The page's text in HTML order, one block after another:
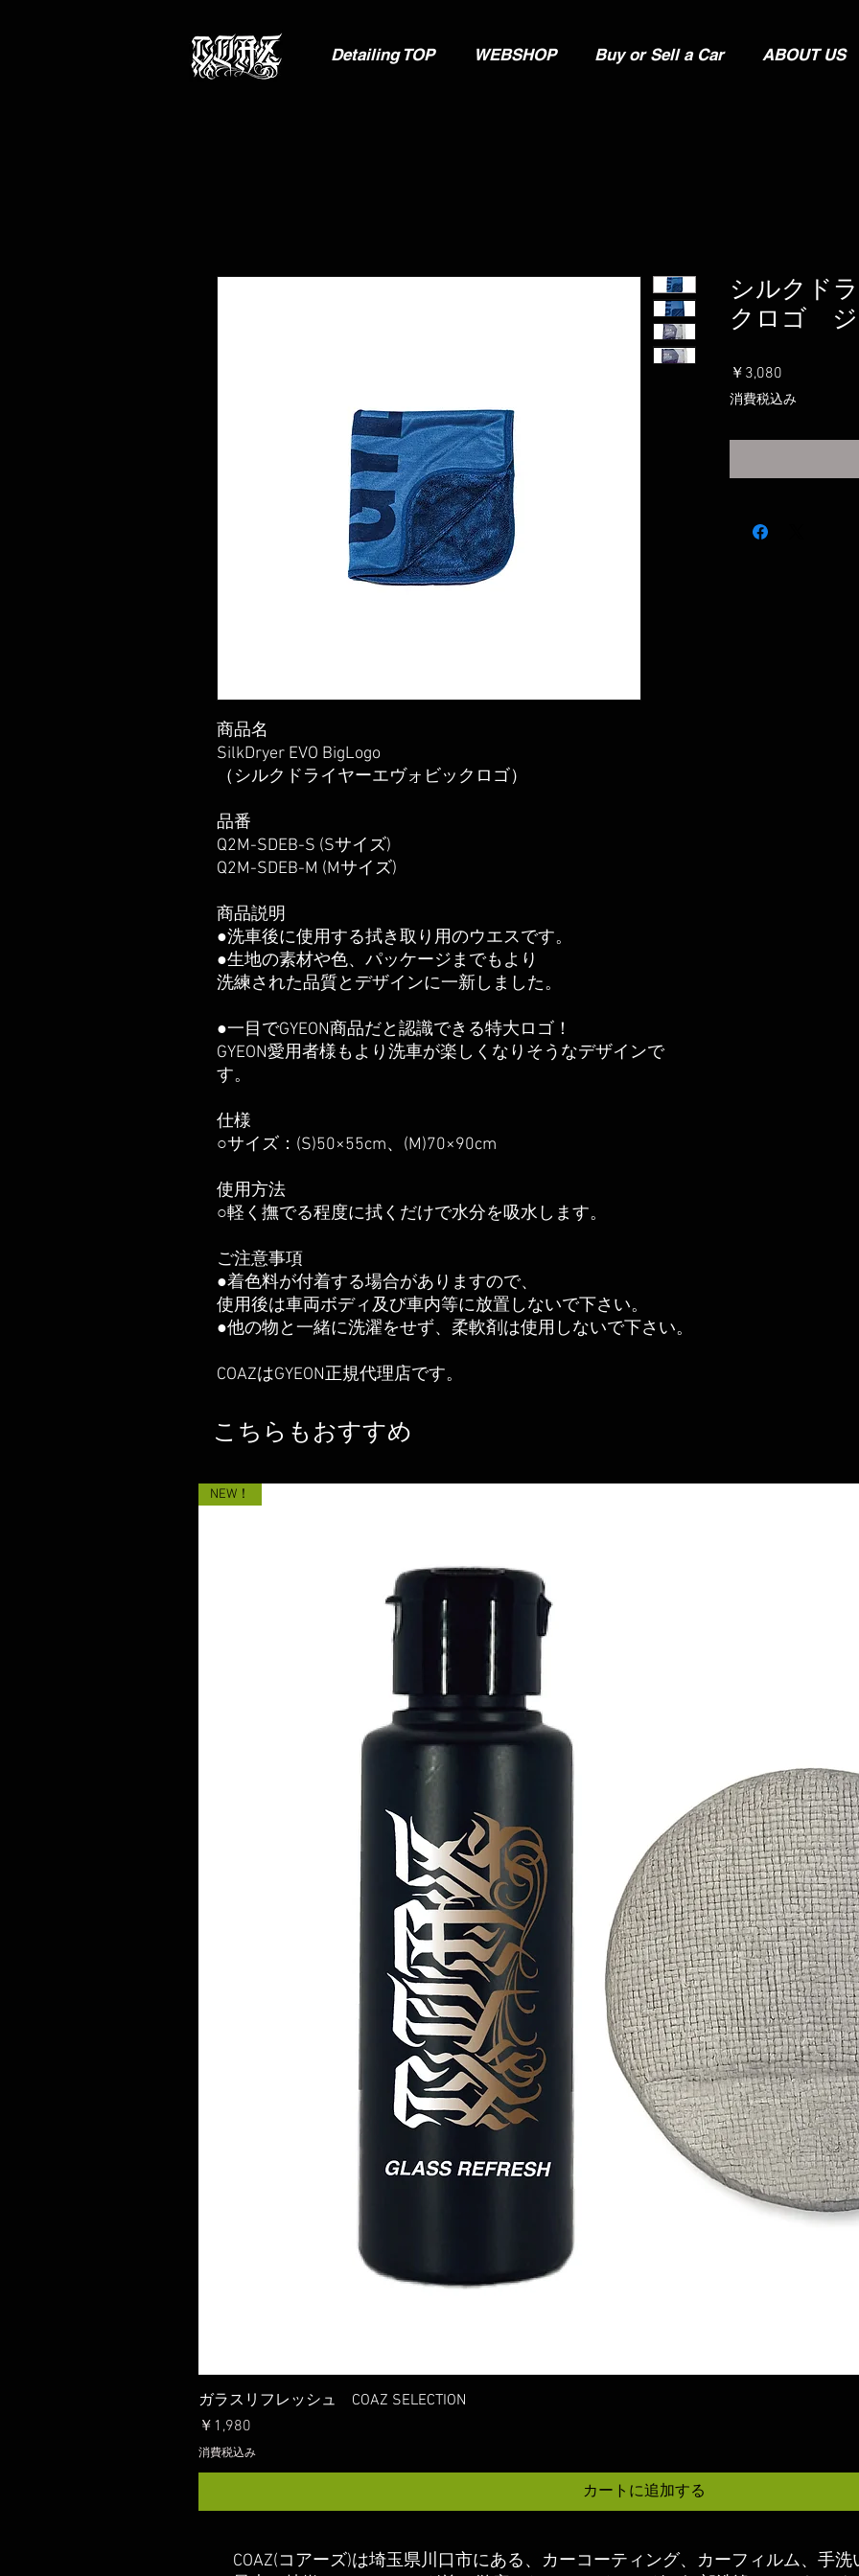
Detailing TOP WEBSHOP Buy or Sell a Car ABOUT US
商品名
SilkDryer EVO BigLogo
（シルクドライヤーエヴォビックロゴ）
品番
Q2M-SDEB-S (Sサイズ)
Q2M-SDEB-M (Mサイズ)
商品説明
●洗車後に使用する拭き取り用のウエスです。
●生地の素材や色、パッケージまでもより
洗練された品質とデザインに一新しました。
●一目でGYEON商品だと認識できる特大ロゴ！
GYEON愛用者様もより洗車が楽しくなりそうなデザインで
す。
仕様
○サイズ：(S)50×55cm、(M)70×90cm
使用方法
○軽く撫でる程度に拭くだけで水分を吸水します。
ご注意事項
●着色料が付着する場合がありますので、
使用後は車両ボディ及び車内等に放置しないで下さい。
●他の物と一緒に洗濯をせず、柔軟剤は使用しないで下さい。
COAZはGYEON正規代理店です。
シルクド
クロゴ ジ
￥3,080
格
消費税込み
こちらもおすすめ
NEW！
ガラスリフレッシュ COAZ SELECTION
価格
￥1,980
消費税込み
カートに追加する
COAZ(コアーズ)は埼玉県川口市にある、カーコーティング、カーフィルム、手洗